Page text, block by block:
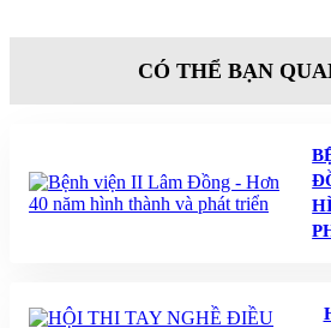
CÓ THỂ BẠN